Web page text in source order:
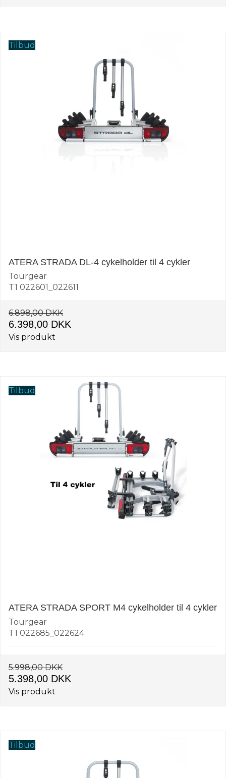
Tilbud
ATERA STRADA DL-4 cykelholder til 4 cykler
Tourgear
T1 022601_022611
6.898,00 DKK
6.398,00 DKK
Vis produkt
Tilbud
ATERA STRADA SPORT M4 cykelholder til 4 cykler
Tourgear
T1 022685_022624
5.998,00 DKK
5.398,00 DKK
Vis produkt
Tilbud